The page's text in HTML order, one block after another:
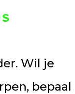
Wil je
bepaal